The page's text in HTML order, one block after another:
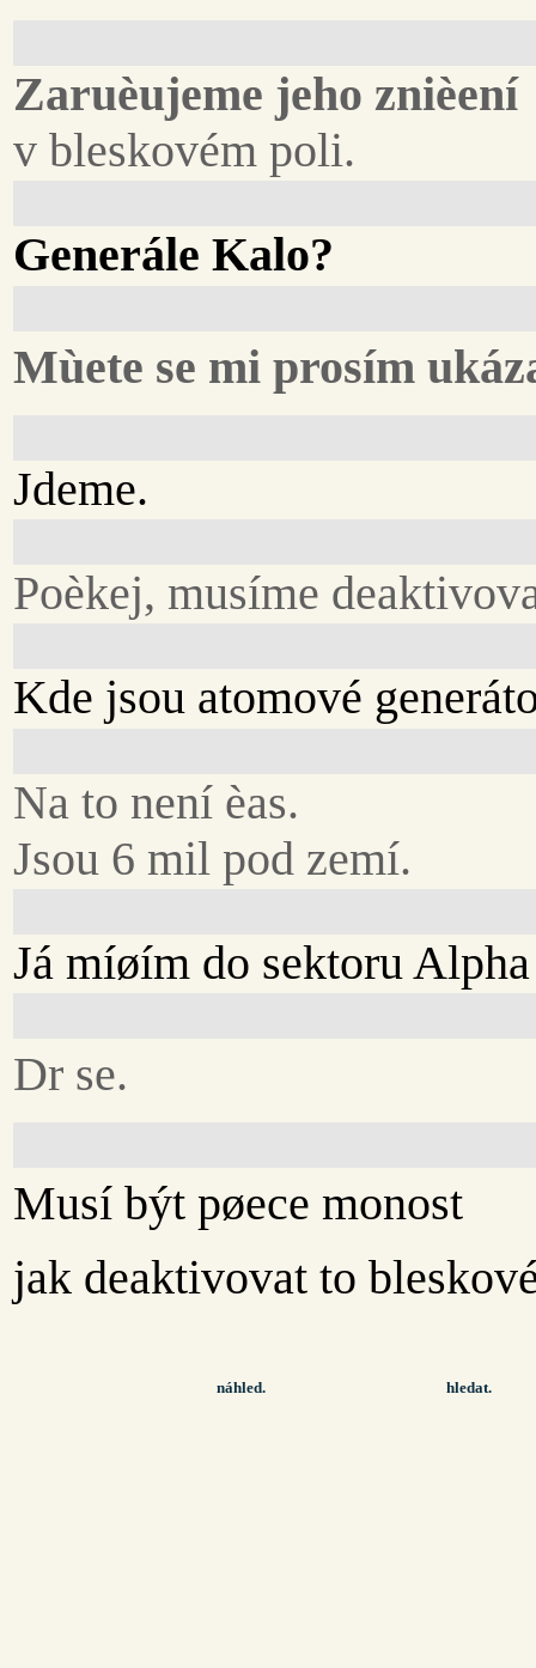
Zaruèujeme jeho znièení
v bleskovém poli.
Generále Kalo?
Mùete se mi prosím
Jdeme.
Poèkej, musíme
Kde jsou atomové
Na to není èas.
Jsou 6 mil pod zemí.
Já míøím do sektoru
Dr se.
Musí být pøece monost
jak deaktivovat to
náhled. hledat.